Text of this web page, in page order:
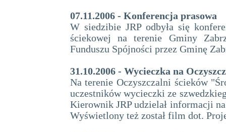
07.11.2006 - Konferencja prasowa
W siedzibie JRP odbyła się
ściekowej na terenie Gminy
Funduszu Spójności przez Gminę
31.10.2006 - Wycieczka na
Na terenie Oczyszczalni ścieków
uczestników wycieczki ze
Kierownik JRP udzielał informacji
Wyświetlony też został film dot.